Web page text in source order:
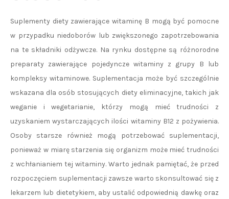
Suplementy diety zawierające witaminę B mogą być pomocne
w przypadku niedoborów lub zwiększonego zapotrzebowania
na te składniki odżywcze. Na rynku dostępne są różnorodne
preparaty zawierające pojedyncze witaminy z grupy B lub
kompleksy witaminowe. Suplementacja może być szczególnie
wskazana dla osób stosujących diety eliminacyjne, takich jak
weganie i wegetarianie, którzy mogą mieć trudności z
uzyskaniem wystarczających ilości witaminy B12 z pożywienia.
Osoby starsze również mogą potrzebować suplementacji,
ponieważ w miarę starzenia się organizm może mieć trudności
z wchłanianiem tej witaminy. Warto jednak pamiętać, że przed
rozpoczęciem suplementacji zawsze warto skonsultować się z
lekarzem lub dietetykiem, aby ustalić odpowiednią dawkę oraz